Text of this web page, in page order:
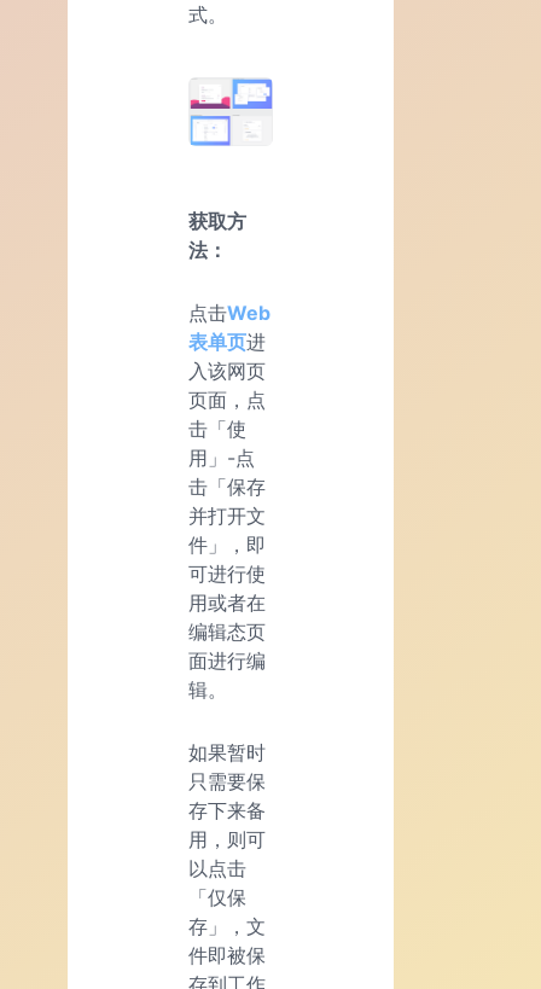
式。
获取方
法：
点击Web
表单页进
入该网页
页面，点
击「使
用」-点
击「保存
并打开文
件」，即
可进行使
用或者在
编辑态页
面进行编
辑。
如果暂时
只需要保
存下来备
用，则可
以点击
「仅保
存」，文
件即被保